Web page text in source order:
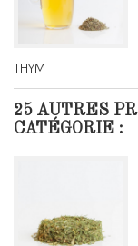
THYM
25 AUTRES
CATÉGORIE :